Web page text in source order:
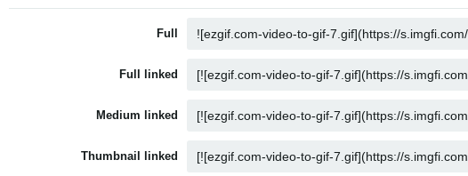
Full
Full linked
Medium linked
Thumbnail linked